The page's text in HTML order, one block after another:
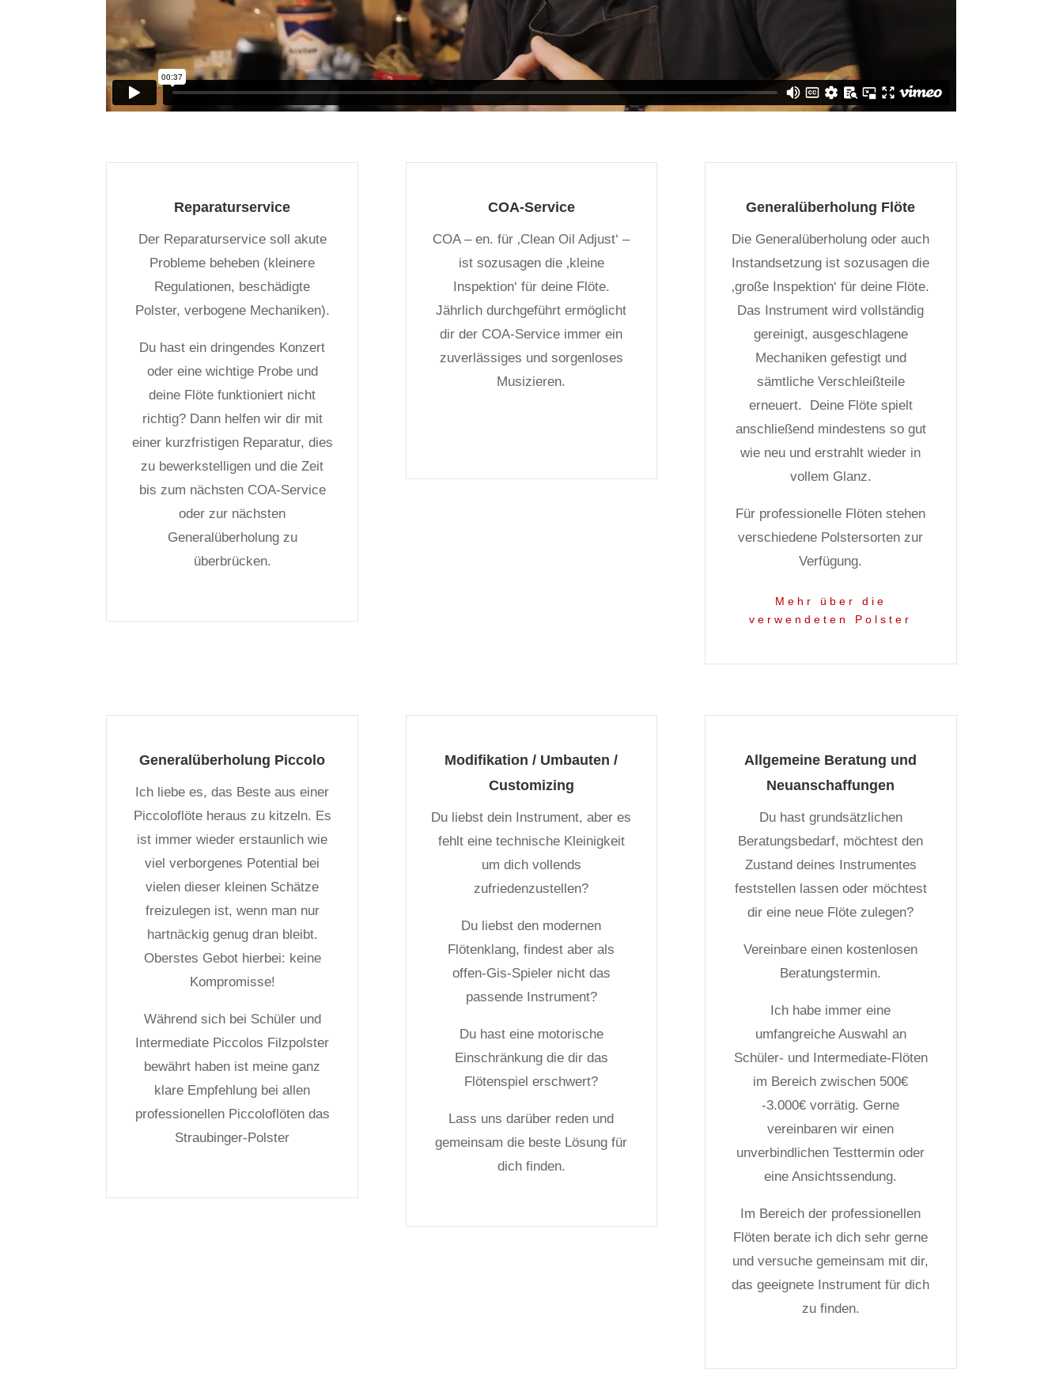
Reparaturservice
Der Reparaturservice soll akute
Probleme beheben (kleinere
Regulationen, beschädigte
Polster, verbogene Mechaniken).
Du hast ein dringendes Konzert
oder eine wichtige Probe und
deine Flöte funktioniert nicht
richtig? Dann helfen wir dir mit
einer kurzfristigen Reparatur, dies
zu bewerkstelligen und die Zeit
bis zum nächsten COA-Service
oder zur nächsten
Generalüberholung zu
überbrücken.
COA-Service
COA – en. für ‚Clean Oil Adjust‘ –
ist sozusagen die ‚kleine
Inspektion‘ für deine Flöte.
Jährlich durchgeführt ermöglicht
dir der COA-Service immer ein
zuverlässiges und sorgenloses
Musizieren.
Generalüberholung Flöte
Die Generalüberholung oder auch
Instandsetzung ist sozusagen die
‚große Inspektion‘ für deine Flöte.
Das Instrument wird vollständig
gereinigt, ausgeschlagene
Mechaniken gefestigt und
sämtliche Verschleißteile
erneuert.
Deine Flöte spielt
anschließend mindestens so gut
wie neu und erstrahlt wieder in
vollem Glanz.
Für professionelle Flöten stehen
verschiedene Polstersorten zur
Verfügung.
Mehr über die
verwendeten Polster
Generalüberholung Piccolo
Ich liebe es, das Beste aus einer
Piccoloflöte heraus zu kitzeln. Es
ist immer wieder erstaunlich wie
viel verborgenes Potential bei
vielen dieser kleinen Schätze
freizulegen ist, wenn man nur
hartnäckig genug dran bleibt.
Oberstes Gebot hierbei: keine
Kompromisse!
Während sich bei Schüler und
Intermediate Piccolos Filzpolster
bewährt haben ist meine ganz
klare Empfehlung bei allen
professionellen Piccoloflöten das
Straubinger-Polster
Modifikation / Umbauten /
Customizing
Du liebst dein Instrument, aber es
fehlt eine technische Kleinigkeit
um dich vollends
zufriedenzustellen?
Du liebst den modernen
Flötenklang, findest aber als
offen-Gis-Spieler nicht das
passende Instrument?
Du hast eine motorische
Einschränkung die dir das
Flötenspiel erschwert?
Lass uns darüber reden und
gemeinsam die beste Lösung für
dich finden.
Allgemeine Beratung und
Neuanschaffungen
Du hast grundsätzlichen
Beratungsbedarf, möchtest den
Zustand deines Instrumentes
feststellen lassen oder möchtest
dir eine neue Flöte zulegen?
Vereinbare einen kostenlosen
Beratungstermin.
Ich habe immer eine
umfangreiche Auswahl an
Schüler- und Intermediate-Flöten
im Bereich zwischen 500€
-3.000€ vorrätig. Gerne
vereinbaren wir einen
unverbindlichen Testtermin oder
eine Ansichtssendung.
Im Bereich der professionellen
Flöten berate ich dich sehr gerne
und versuche gemeinsam mit dir,
das geeignete Instrument für dich
zu finden.